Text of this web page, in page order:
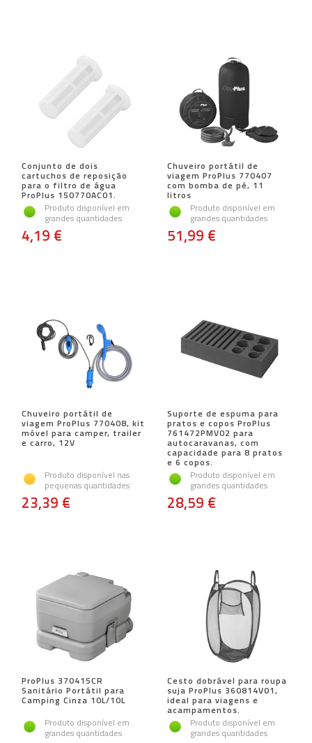
Conjunto de dois
cartuchos de reposição
para o filtro de água
ProPlus 150770AC01.
Produto disponível em
grandes quantidades
4,19 €
Chuveiro portátil de
viagem ProPlus 770407
com bomba de pé, 11
litros
Produto disponível em
grandes quantidades
51,99 €
Chuveiro portátil de
viagem ProPlus 770408, kit
móvel para camper, trailer
e carro, 12V
Produto disponível nas
pequenas quantidades
23,39 €
Suporte de espuma para
pratos e copos ProPlus
761472PMV02 para
autocaravanas, com
capacidade para 8 pratos
e 6 copos.
Produto disponível em
grandes quantidades
28,59 €
ProPlus 370415CR
Sanitário Portátil para
Camping Cinza 10L/10L
Produto disponível em
grandes quantidades
Cesto dobrável para roupa
suja ProPlus 360814V01,
ideal para viagens e
acampamentos.
Produto disponível em
grandes quantidades